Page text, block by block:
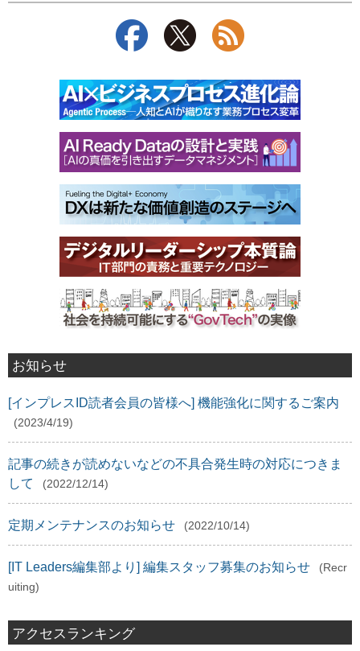
お知らせ
[インプレスID読者会員の皆様へ] 機能強化に関するご案内
(2023/4/19)
記事の続きが読めないなどの不具合発生時の対応につきま
して
(2022/12/14)
定期メンテナンスのお知らせ (2022/10/14)
[IT Leaders編集部より] 編集スタッフ募集のお知らせ
(Recr
uiting)
アクセスランキング